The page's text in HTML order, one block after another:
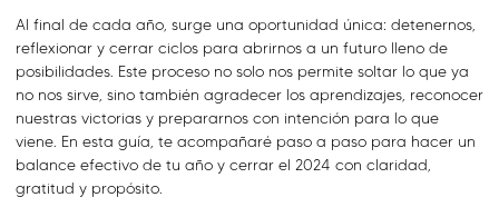
Al final de cada año, surge una oportunidad única: detenernos,
reflexionar y cerrar ciclos para abrirnos a un futuro lleno de
posibilidades. Este proceso no solo nos permite soltar lo que ya
no nos sirve, sino también agradecer los aprendizajes, reconocer
nuestras victorias y prepararnos con intención para lo que
viene. En esta guía, te acompañaré paso a paso para hacer un
balance efectivo de tu año y cerrar el 2024 con claridad,
gratitud y propósito.